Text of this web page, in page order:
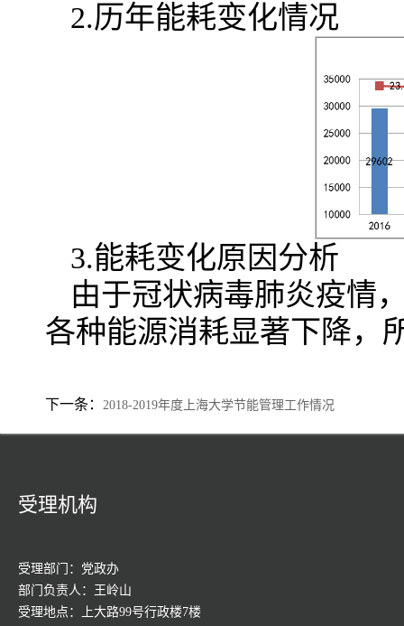
2.历年能耗变化情况
3.能耗变化原因分析
由于冠状病毒肺炎疫情
各种能源消耗显著下降，
下一条： 2018-2019年度上海大学节能管理工作情况
受理机构
受理部门：党政办
部门负责人：王岭山
受理地点：上大路99号行政楼7楼